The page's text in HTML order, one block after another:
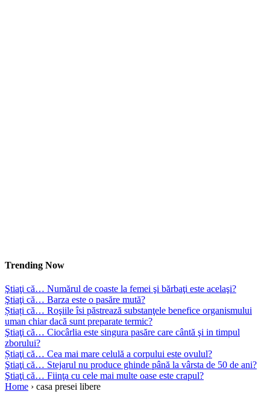
Trending Now
Ştiaţi că… Numărul de coaste la femei şi bărbaţi este acelaşi?
Ştiaţi că… Barza este o pasăre mută?
Știați că… Roşiile îsi păstrează substanţele benefice organismului
uman chiar dacă sunt preparate termic?
Ştiaţi că… Ciocârlia este singura pasăre care cântă şi in timpul
zborului?
Știaţi că… Cea mai mare celulă a corpului este ovulul?
Ştiaţi că… Stejarul nu produce ghinde până la vârsta de 50 de ani?
Ştiaţi că… Fiinţa cu cele mai multe oase este crapul?
Home › casa presei libere